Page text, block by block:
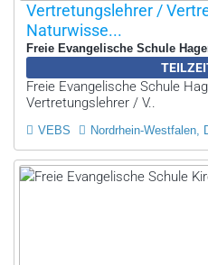
Vertretungslehrer /
Naturwisse...
Freie Evangelische Schule
Freie Evangelische Schule
Vertretungslehrer / V..
VEBS Nordrhein-Westfalen,